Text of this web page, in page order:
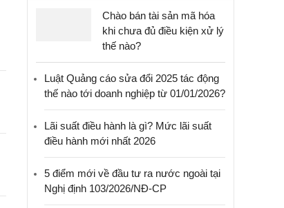
Chào bán tài sản mã hóa
khi chưa đủ điều kiện xử lý
thế nào?
Luật Quảng cáo sửa đổi 2025 tác động
thế nào tới doanh nghiệp từ 01/01/2026?
Lãi suất điều hành là gì? Mức lãi suất
điều hành mới nhất 2026
5 điểm mới về đầu tư ra nước ngoài tại
Nghị định 103/2026/NĐ-CP